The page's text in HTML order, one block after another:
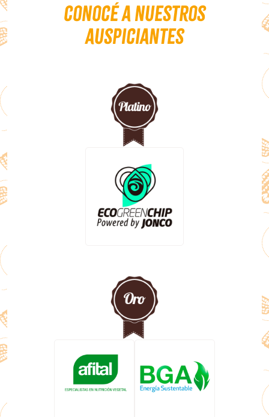
Conocé a nuestros
auspiciantes